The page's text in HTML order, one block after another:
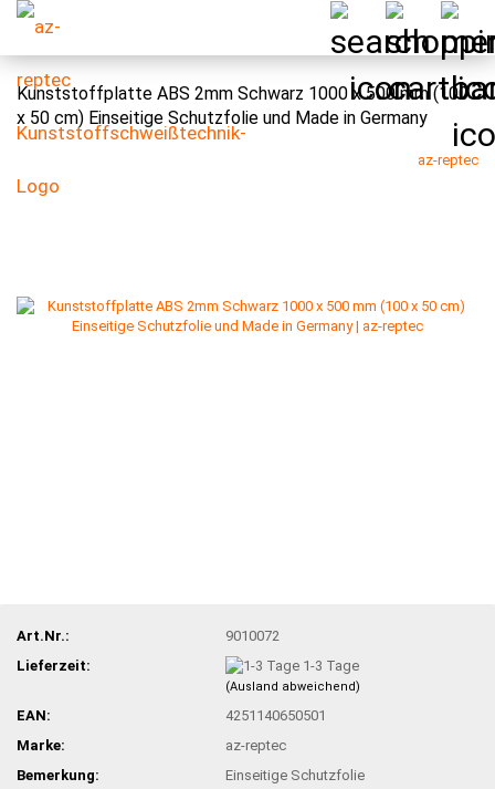
Kunststoffplatte ABS 2mm Schwarz 1000 x 500 mm (100
x 50 cm) Einseitige Schutzfolie und Made in Germany
az-reptec
Art.Nr.:
9010072
Lieferzeit:
1-3 Tage
(Ausland abweichend)
EAN:
4251140650501
Marke:
az-reptec
Bemerkung:
Einseitige Schutzfolie